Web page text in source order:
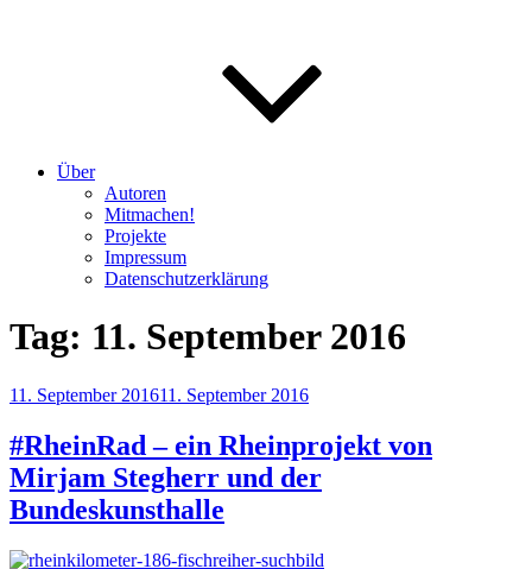
Über
Autoren
Mitmachen!
Projekte
Impressum
Datenschutzerklärung
Tag: 11. September 2016
Veröffentlicht
11. September 201611. September 2016
#RheinRad – ein Rheinprojekt von
Mirjam Stegherr und der
Bundeskunsthalle